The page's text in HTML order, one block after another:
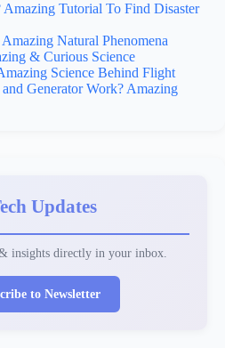
Amazing Tutorial To Find Disaster
Natural Phenomena
& Curious Science
Science Behind Flight
Generator Work? Amazing
Updates
insights directly in your inbox.
to Newsletter